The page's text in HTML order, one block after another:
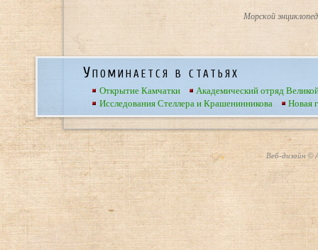
Морской
Упоминается в статьях
Открытие Камчатки
Академический отряд
Исследования Стеллера и Крашенинникова
Новая
Веб-дизайн ©